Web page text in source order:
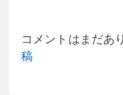
コメントはまだあ
稿